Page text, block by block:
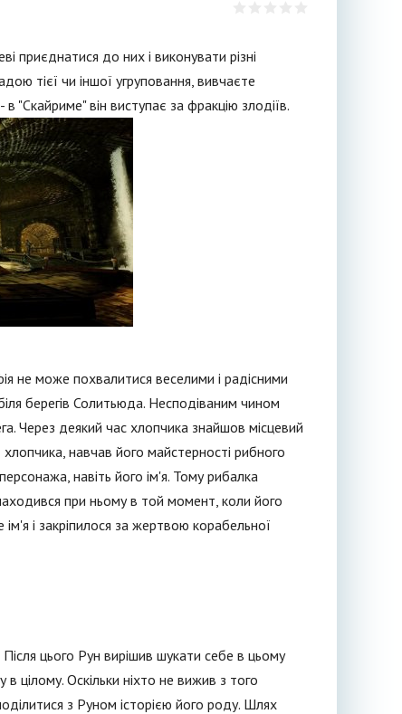
приєднатися до них і виконувати різні
тієї чи іншої угруповання, вивчаєте
"Скайриме" він виступає за фракцію злодіїв.
не може похвалитися веселими і радісними
берегів Солитьюда. Несподіваним чином
Через деякий час хлопчика знайшов місцевий
навчав його майстерності рибного
навіть його ім'я. Тому рибалка
при ньому в той момент, коли його
і закріпилося за жертвою корабельної
цього Рун вирішив шукати себе в цьому
цілому. Оскільки ніхто не вижив з того
з Руном історією його роду. Шлях